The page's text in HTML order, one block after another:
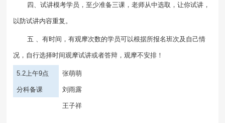
四、试讲模考学员，至少准备三课，老师从中选取，让你试讲，
以防试讲内容重复。
五 、有时间，有观摩次数的学员可以根据所报名班次及自己情
况，自行选择时间观摩试讲或者答辩，观摩不安排！
5.2 上午9点 张萌萌
分科备课 刘雨露
王子祥